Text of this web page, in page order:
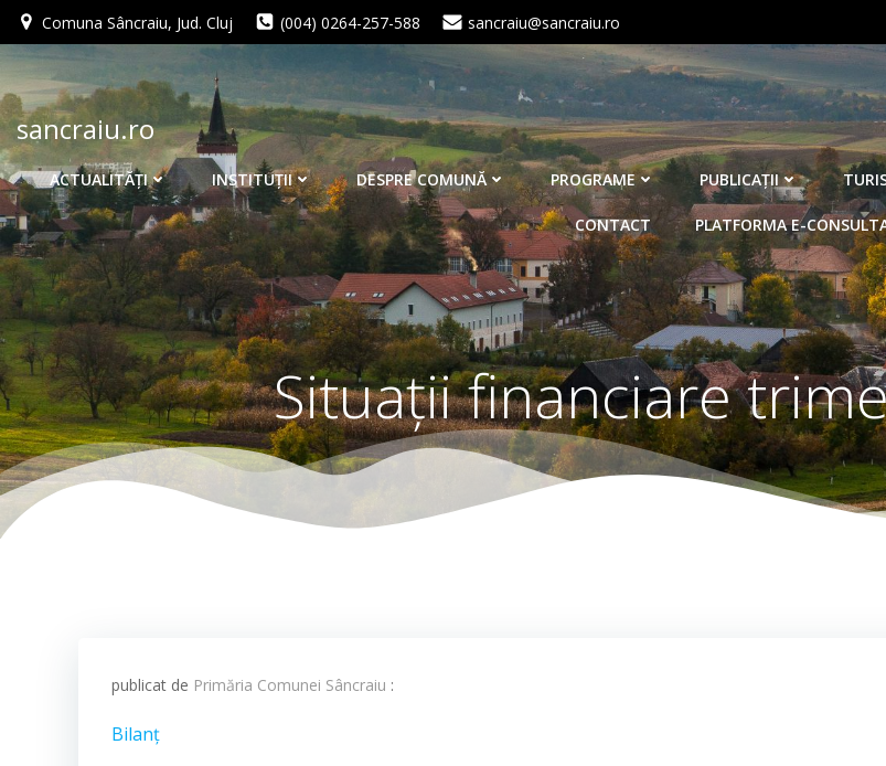
Skip
to
content
Comuna Sâncraiu, Jud. Cluj (004) 0264-257-588 sancraiu@sancraiu.ro
sancraiu.ro
ACTUALITĂŢI INSTITUŢII DESPRE COMUNĂ PROGRAME PUBLICAŢII
CONTACT PLATFORMA E-
Situații financiare
publicat de Primăria Comunei Sâncraiu :
Bilanț